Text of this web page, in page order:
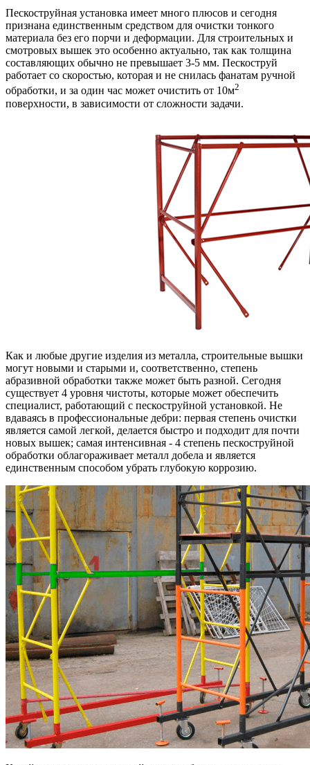
Пескоструйная установка имеет много плюсов и сегодня
признана единственным средством для очистки тонкого
материала без его порчи и деформации. Для строительных и
смотровых вышек это особенно актуально, так как толщина
составляющих обычно не превышает 3-5 мм. Пескоструй
работает со скоростью, которая и не снилась фанатам ручной
обработки, и за один час может очистить от 10м2
поверхности, в зависимости от сложности задачи.
Как и любые другие изделия из металла, строительные вышки
могут новыми и старыми и, соответственно, степень
абразивной обработки также может быть разной. Сегодня
существует 4 уровня чистоты, которые может обеспечить
специалист, работающий с пескоструйной установкой. Не
вдаваясь в профессиональные дебри: первая степень очистки
является самой легкой, делается быстро и подходит для почти
новых вышек; самая интенсивная - 4 степень пескоструйной
обработки облагораживает металл добела и является
единственным способом убрать глубокую коррозию.